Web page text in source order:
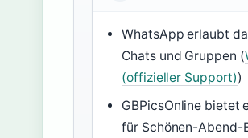
WhatsApp erlaubt
Chats und Gruppen (
(offizieller Support))
GBPicsOnline bietet
für Schönen-Abend-